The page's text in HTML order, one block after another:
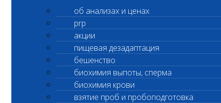
об анализах и ценах
prp
акции
пищевая дезадаптация
бешенство
биохимия выпоты, сперма
биохимия крови
взятие проб и пробоподготовка
Уважаемые клиенты!
по 31 марта
лабораторный офис Сколково
(ул.Беловежская, д.57)
работает